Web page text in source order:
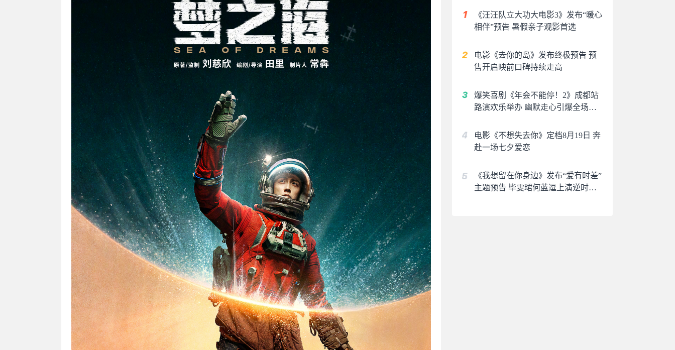
《汪汪队立大功大电影3》发布“暖心
相伴”预告 暑假亲子观影首选
电影《去你的岛》发布终极预告 预
售开启映前口碑持续走高
爆笑喜剧《年会不能停！2》成都站
路演欢乐举办 幽默走心引爆全场共
电影《不想失去你》定档8月19日 奔
赴一场七夕爱恋
《我想留在你身边》发布“爱有时差”
主题预告 毕雯珺何蓝逗上演逆时虐